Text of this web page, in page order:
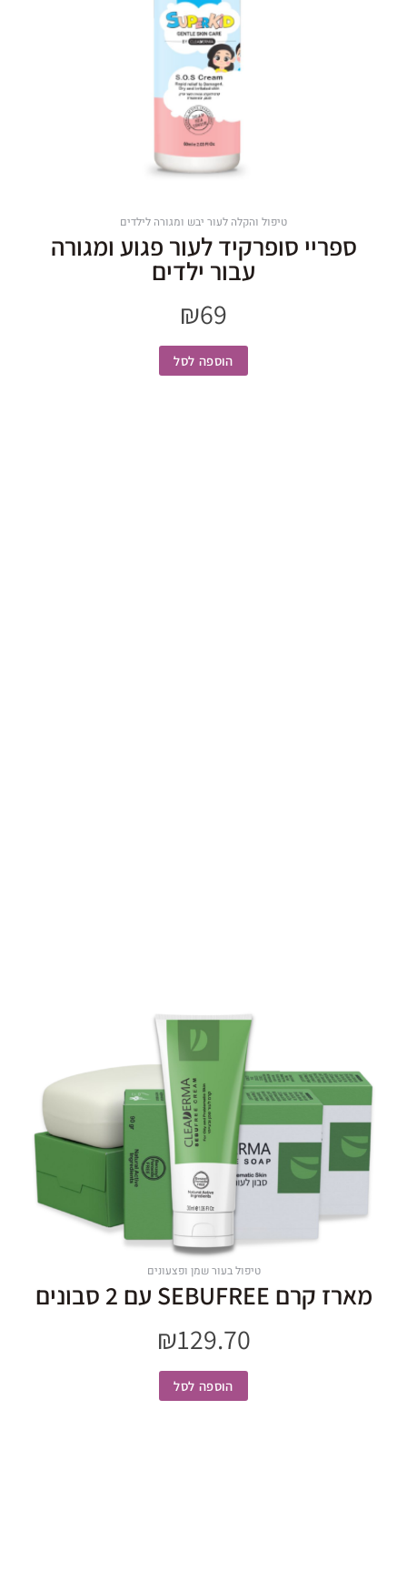
טיפול והקלה לעור יבש ומגורה לילדים
ספריי סופרקיד לעור פגוע ומגורה
עבור ילדים
₪69
הוספה לסל
טיפול בעור שמן ופצעונים
מארז קרם SEBUFREE עם 2 סבונים
₪129.70
הוספה לסל